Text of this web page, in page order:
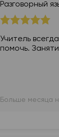
Разговорный
Учитель
помочь.
Больше месяца